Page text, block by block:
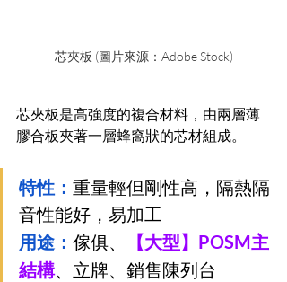
芯夾板 (圖片來源：Adobe Stock)
芯夾板是高強度的複合材料，由兩層薄
膠合板夾著一層蜂窩狀的芯材組成。
特性： 重量輕但剛性高，隔熱隔
音性能好，易加工
用途： 傢俱、
【大型】POSM主
結構、立牌、銷售陳列台